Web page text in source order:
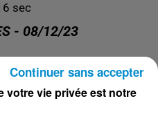
sec
- 08/12/23
votre vie privée est notre
Continuer sans accepter